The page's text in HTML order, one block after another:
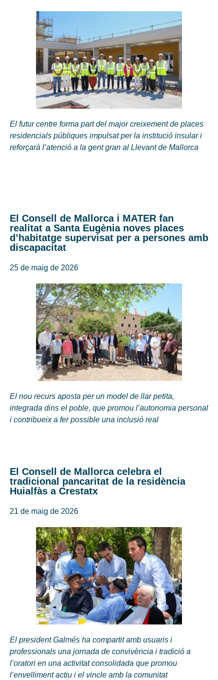
El futur centre forma part del major creixement de places
residencials públiques impulsat per la institució insular i
reforçarà l’atenció a la gent gran al Llevant de Mallorca
El Consell de Mallorca i MATER fan
realitat a Santa Eugènia noves places
d’habitatge supervisat per a persones amb
discapacitat
25 de maig de 2026
El nou recurs aposta per un model de llar petita,
integrada dins el poble, que promou l’autonomia personal
i contribueix a fer possible una inclusió real
El Consell de Mallorca celebra el
tradicional pancaritat de la residència
Huialfàs a Crestatx
21 de maig de 2026
El president Galmés ha compartit amb usuaris i
professionals una jornada de convivència i tradició a
l’oratori en una activitat consolidada que promou
l’envelliment actiu i el vincle amb la comunitat